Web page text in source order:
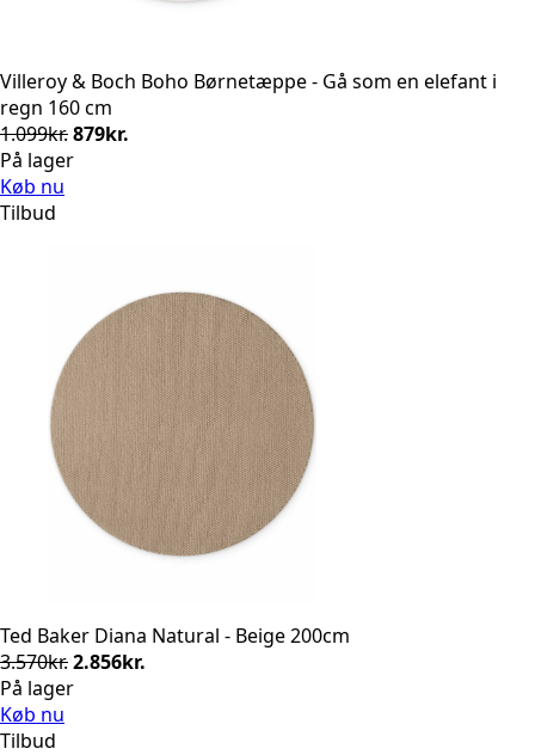
Villeroy & Boch Boho Børnetæppe - Gå som en elefant i
regn 160 cm
1.099kr.Den
oprindelige
879kr.
På lager
Køb nu
Tilbud
Ted Baker Diana Natural - Beige 200cm
3.570kr.Den
oprindelige
2.856kr.
På lager
Køb nu
Tilbud